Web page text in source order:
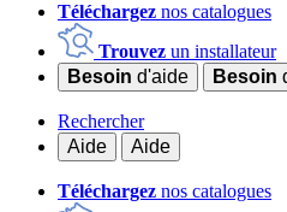
Téléchargez nos catalogues
Trouvez un installateur
Besoin d'aide Besoin
Rechercher
Aide
Aide
Téléchargez nos catalogues